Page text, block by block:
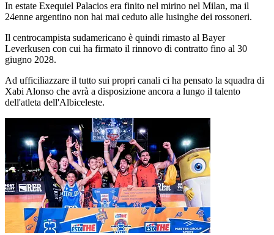
In estate Exequiel Palacios era finito nel mirino nel Milan, ma il
24enne argentino non hai mai ceduto alle lusinghe dei rossoneri.
Il centrocampista sudamericano è quindi rimasto al Bayer
Leverkusen con cui ha firmato il rinnovo di contratto fino al 30
giugno 2028.
Ad ufficiliazzare il tutto sui propri canali ci ha pensato la squadra di
Xabi Alonso che avrà a disposizione ancora a lungo il talento
dell'atleta dell'Albiceleste.